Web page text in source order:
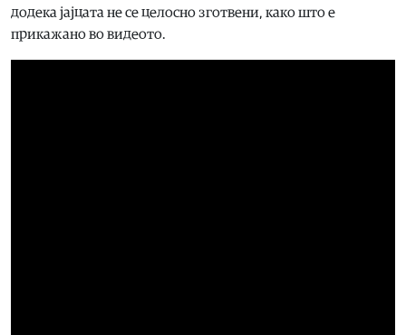
додека јајцата не се целосно зготвени, како што е
прикажано во видеото.